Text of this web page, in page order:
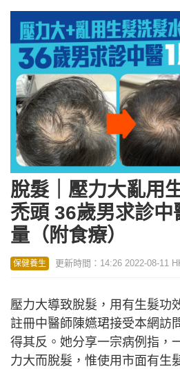
脫髮｜壓力大亂用
禿頭 36歲男求診中
量（附食療）
保健養生 更新時間：14:26 2022-08-11
壓力大導致脫髮，用有生髮功
註冊中醫師陳嬿珺接受本網訪
得其反。她分享一宗病例指，
力大而脫髮，惟使用市面有生